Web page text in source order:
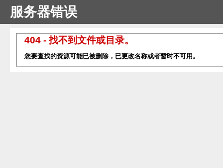
服务器错误
404 - 找不到文件或目录。
您要查找的资源可能已被删除，已更改名称或者暂时不可用。